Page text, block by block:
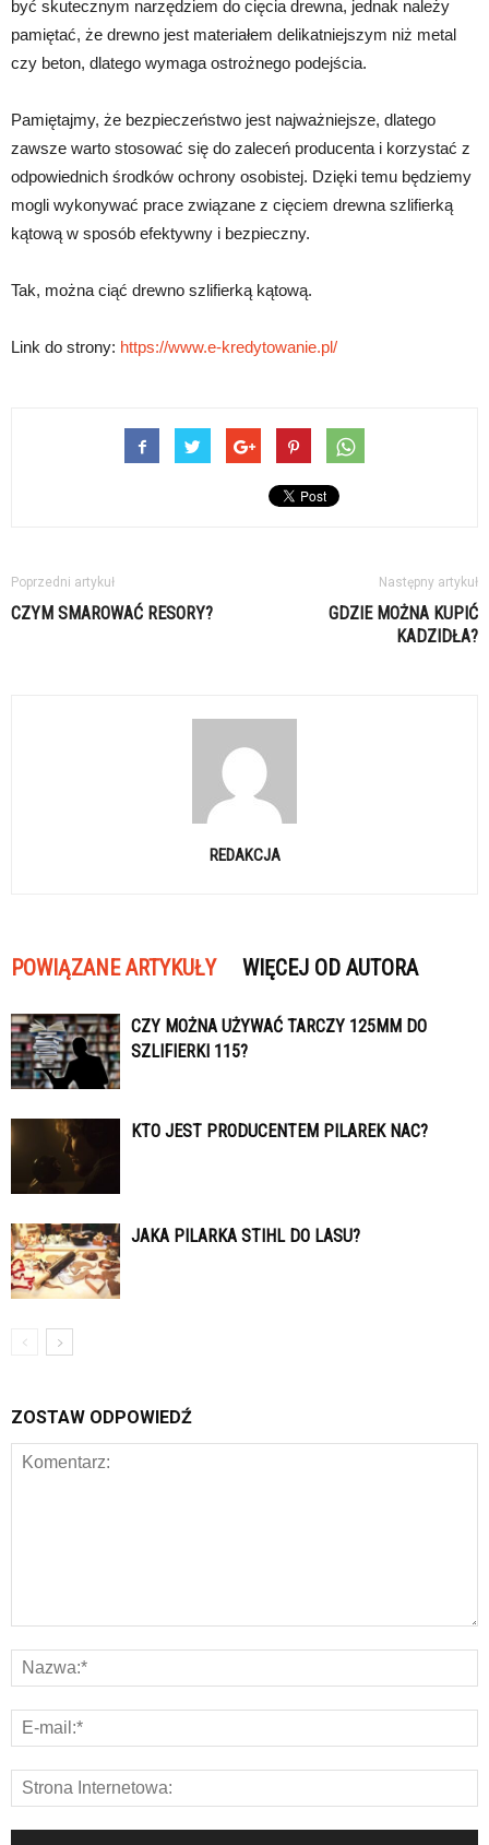
być skutecznym narzędziem do cięcia drewna, jednak należy
pamiętać, że drewno jest materiałem delikatniejszym niż metal
czy beton, dlatego wymaga ostrożnego podejścia.
Pamiętajmy, że bezpieczeństwo jest najważniejsze, dlatego
zawsze warto stosować się do zaleceń producenta i korzystać z
odpowiednich środków ochrony osobistej. Dzięki temu będziemy
mogli wykonywać prace związane z cięciem drewna szlifierką
kątową w sposób efektywny i bezpieczny.
Tak, można ciąć drewno szlifierką kątową.
Link do strony: https://www.e-kredytowanie.pl/
Poprzedni artykuł
CZYM SMAROWAĆ RESORY?
Następny artykuł
GDZIE MOŻNA KUPIĆ
KADZIDŁA?
REDAKCJA
POWIĄZANE ARTYKUŁY WIĘCEJ OD AUTORA
CZY MOŻNA UŻYWAĆ TARCZY 125MM DO
SZLIFIERKI 115?
KTO JEST PRODUCENTEM PILAREK NAC?
JAKA PILARKA STIHL DO LASU?
ZOSTAW ODPOWIEDŹ